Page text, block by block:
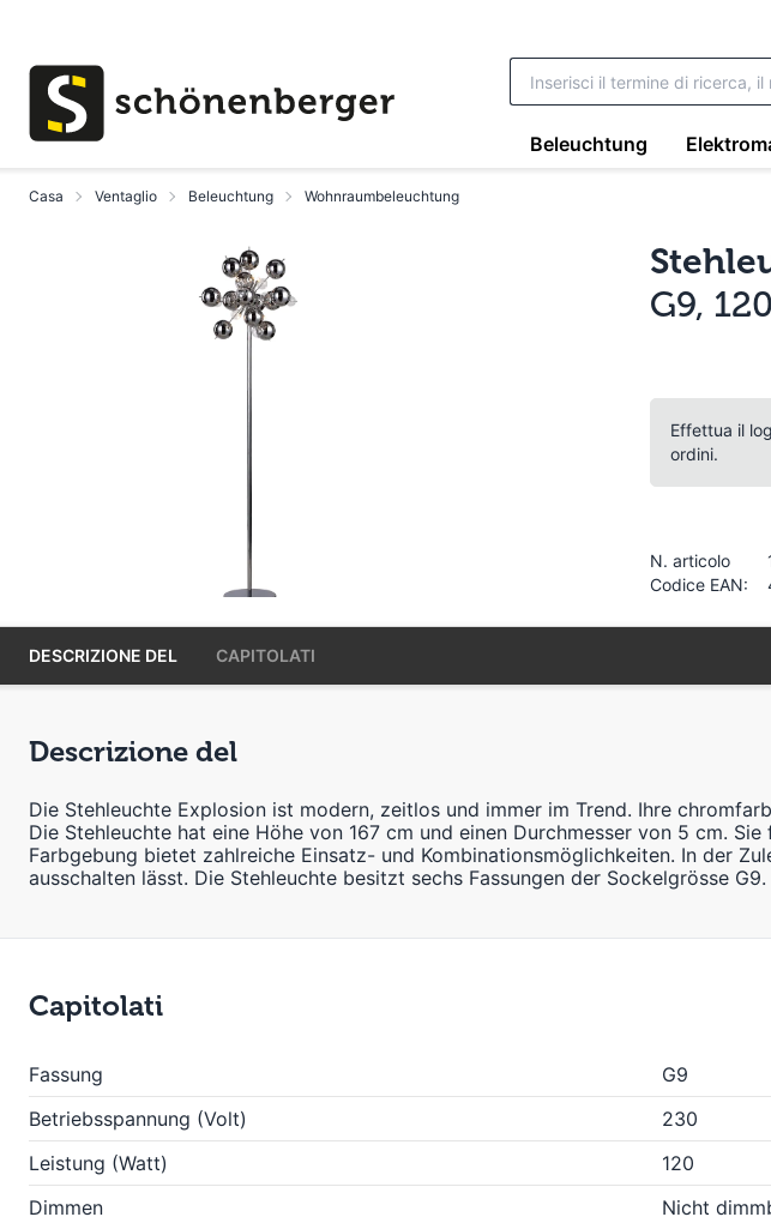
Beleuchtung
Casa Ventaglio Beleuchtung Wohnraumbeleuchtung
G9,
Effettua il
ordini.
N. articolo
Codice EAN:
DESCRIZIONE DEL CAPITOLATI
Descrizione del
Die Stehleuchte Explosion ist modern, zeitlos und immer im Trend. Ihre
Die Stehleuchte hat eine Höhe von 167 cm und einen Durchmesser von 5 cm.
Farbgebung bietet zahlreiche Einsatz- und Kombinationsmöglichkeiten. In der
ausschalten lässt. Die Stehleuchte besitzt sechs Fassungen der Sockelgrösse
Capitolati
Fassung
G9
Betriebsspannung (Volt)
230
Leistung (Watt)
120
Dimmen
Nicht